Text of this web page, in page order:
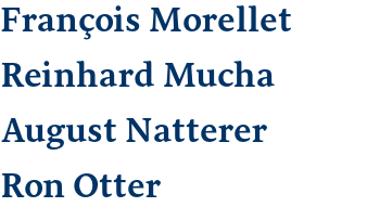
François Morellet
Reinhard Mucha
August Natterer
Ron Otter